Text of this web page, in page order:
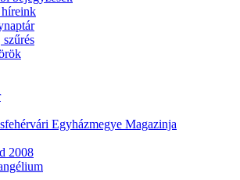
szűrés
Egyházmegye Magazinja
2008